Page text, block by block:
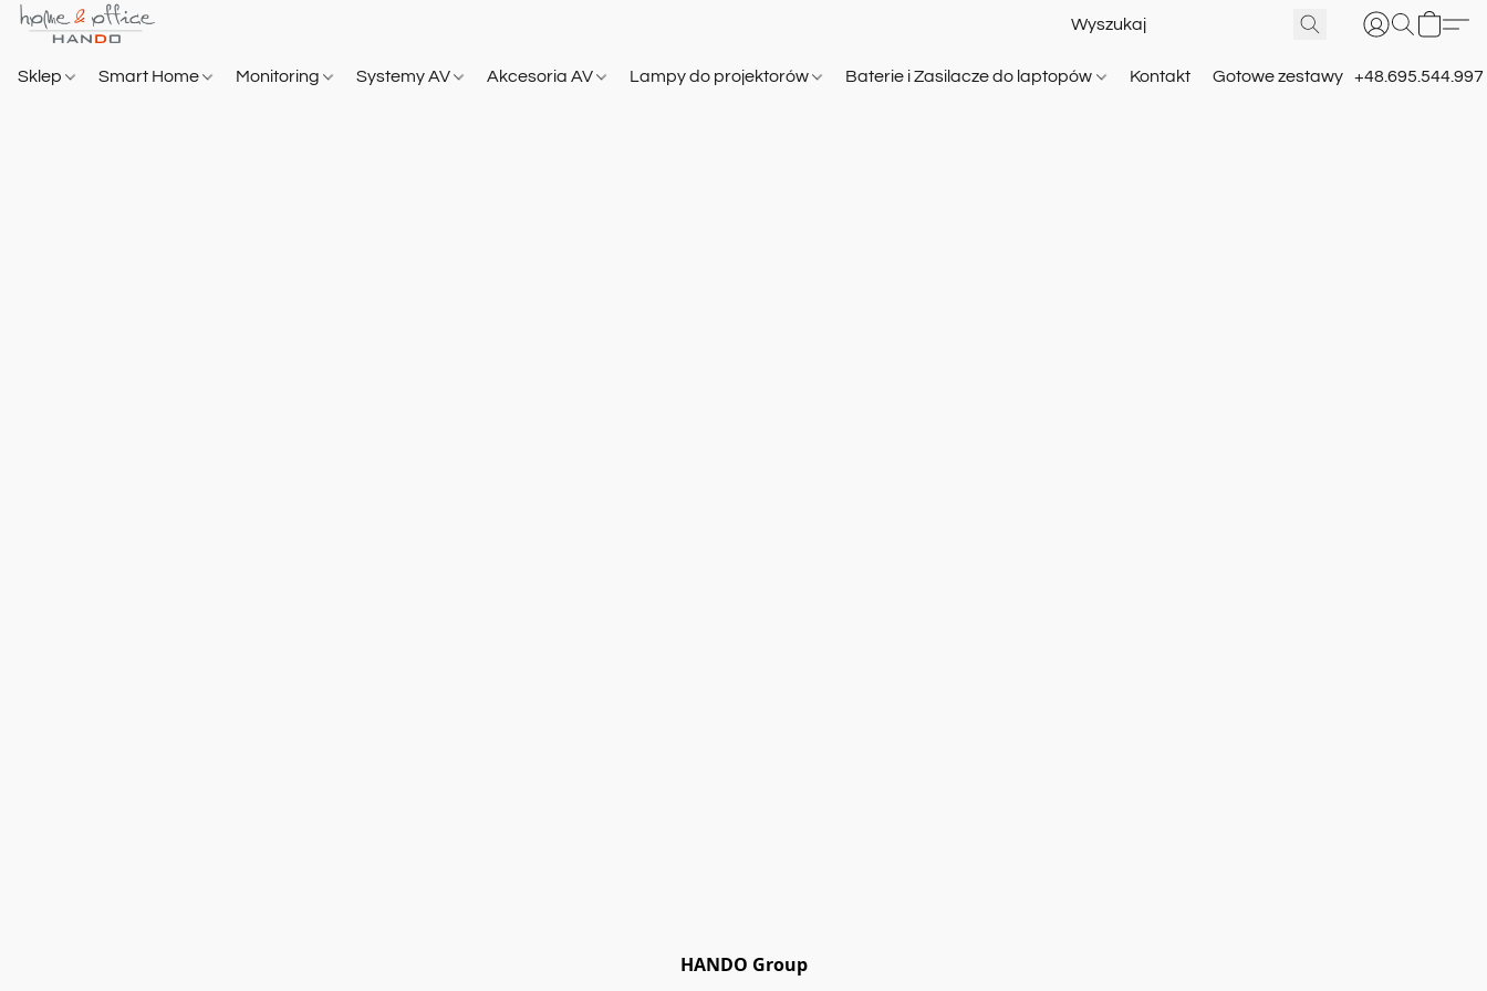
Sklep Smart Home Monitoring Systemy AV Akcesoria AV Lampy do projektorów Baterie i Zasilacze do laptopów Kontakt Gotowe zestawy +48.695.544.997
HANDO Group